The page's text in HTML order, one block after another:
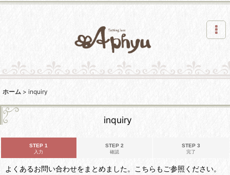
ホーム > inquiry
inquiry
STEP 1
入力
STEP 2
確認
STEP 3
完了
よくあるお問い合わせをまとめました。こちらもご参照ください。